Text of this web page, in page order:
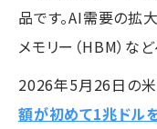
品です。AI需要の拡
メモリー（HBM）な
2026年5月26日の
額が初めて1兆ドル